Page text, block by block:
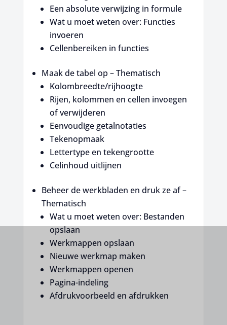
Een absolute verwijzing in formule
Wat u moet weten over: Functies
invoeren
Cellenbereiken in functies
Maak de tabel op – Thematisch
Kolombreedte/rijhoogte
Rijen, kolommen en cellen invoegen
of verwijderen
Eenvoudige getalnotaties
Tekenopmaak
Lettertype en tekengrootte
Celinhoud uitlijnen
Beheer de werkbladen en druk ze af –
Thematisch
Wat u moet weten over: Bestanden
opslaan
Werkmappen opslaan
Nieuwe werkmap maken
Werkmappen openen
Pagina-indeling
Afdrukvoorbeeld en afdrukken